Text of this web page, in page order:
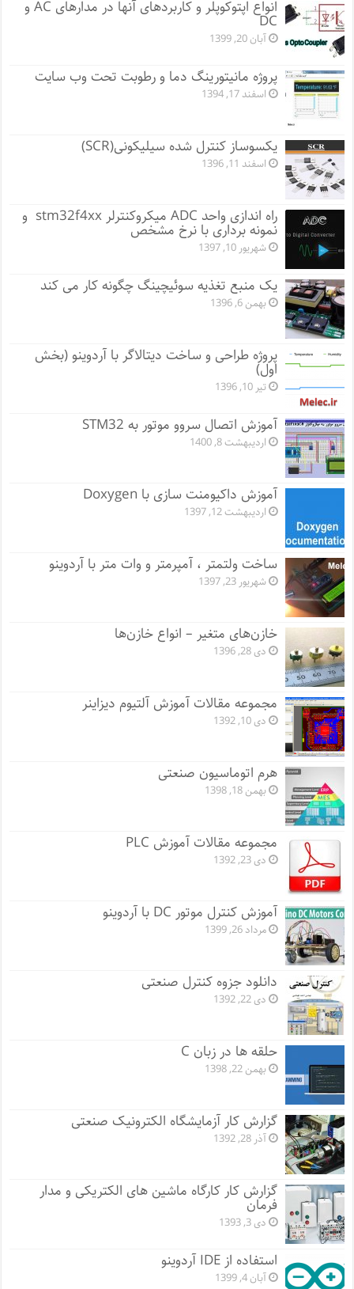
انواع اپتوکوپلر و کاربردهای آنها در مدارهای AC و
DC
آبان 20, 1399
پروژه مانيتورينگ دما و رطوبت تحت وب سایت
اسفند 17, 1394
یکسوساز کنترل شده سیلیکونی(SCR)
اسفند 11, 1396
راه اندازی واحد ADC میکروکنترلر stm32f4xx و
نمونه برداری با نرخ مشخص
شهریور 10, 1397
یک منبع تغذیه سوئیچینگ چگونه کار می کند
بهمن 6, 1396
پروژه طراحی و ساخت دیتالاگر با آردوینو (بخش
اول)
تیر 10, 1396
آموزش اتصال سروو موتور به STM32
اردیبهشت 8, 1400
آموزش داکیومنت سازی با Doxygen
اردیبهشت 12, 1397
ساخت ولتمتر ، آمپرمتر و وات متر با آردوینو
شهریور 23, 1397
خازن‌های متغیر – انواع خازن‌ها
دی 28, 1396
مجموعه مقالات آموزش آلتیوم دیزاینر
دی 10, 1392
هرم اتوماسیون صنعتی
بهمن 18, 1398
مجموعه مقالات آموزش PLC
دی 23, 1392
آموزش کنترل موتور DC با آردوینو
مرداد 26, 1399
دانلود جزوه کنترل صنعتی
دی 22, 1392
حلقه ها در زبان C
بهمن 22, 1398
گزارش کار آزمایشگاه الکترونیک صنعتی
آذر 28, 1392
گزارش کار کارگاه ماشین های الکتریکی و مدار
فرمان
دی 3, 1393
استفاده از IDE آردوینو
آبان 4, 1399